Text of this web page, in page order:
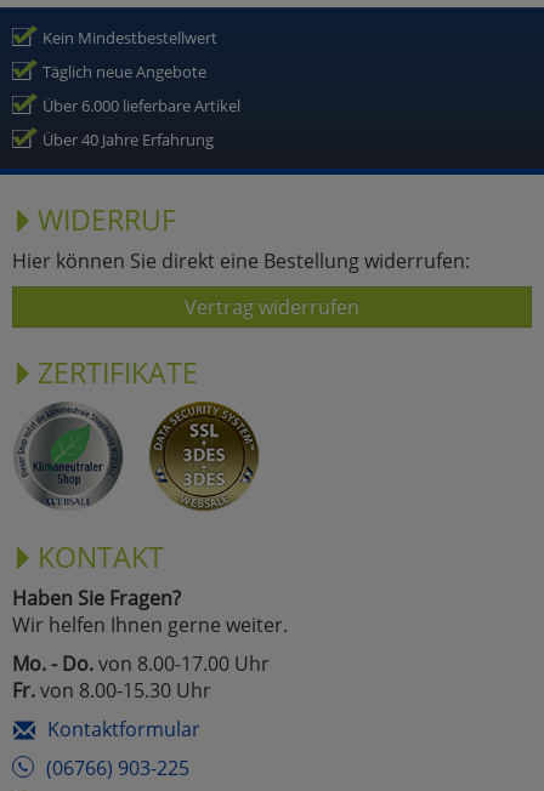
Kein Mindestbestellwert
Täglich neue Angebote
Über 6.000 lieferbare Artikel
Über 40 Jahre Erfahrung
WIDERRUF
Hier können Sie direkt eine Bestellung widerrufen:
Vertrag widerrufen
ZERTIFIKATE
KONTAKT
Haben Sie Fragen?
Wir helfen Ihnen gerne weiter.
Mo. - Do.von 8.00-17.00 Uhr
Fr.von 8.00-15.30 Uhr
Kontaktformular
(06766) 903-225